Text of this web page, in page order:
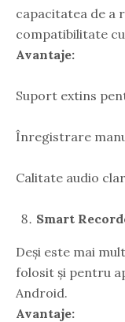
capacitatea de a
compatibilitate
Avantaje:
Suport extins
Înregistrare
Calitate audio
Smart
Deși este mai
folosit și pentru
Android.
Avantaje: